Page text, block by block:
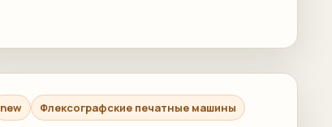
new Флексографские печатные машины